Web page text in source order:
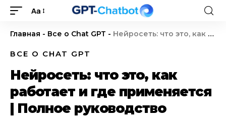
Aa
Главная - Все о Chat GPT - Нейросеть: что это, как работает и где применяется | Полное руководство
ВСЕ О CHAT GPT
Нейросеть: что это, как
работает и где применяется
| Полное руководство